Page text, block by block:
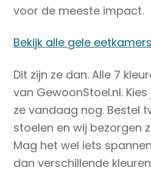
voor de meeste impact.
Bekijk alle gele
Dit zijn ze dan. Alle 7
van GewoonStoel.nl.
ze vandaag nog. Bestel
stoelen en wij bezorgen
Mag het wel iets
dan verschillende